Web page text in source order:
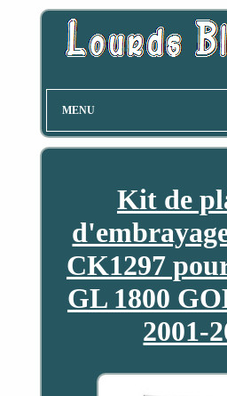
MENU
Kit de
CK1297
GL 1800
2001-